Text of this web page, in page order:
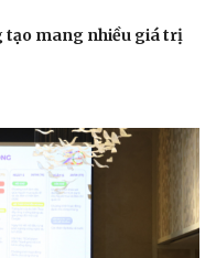
tạo mang nhiều giá trị